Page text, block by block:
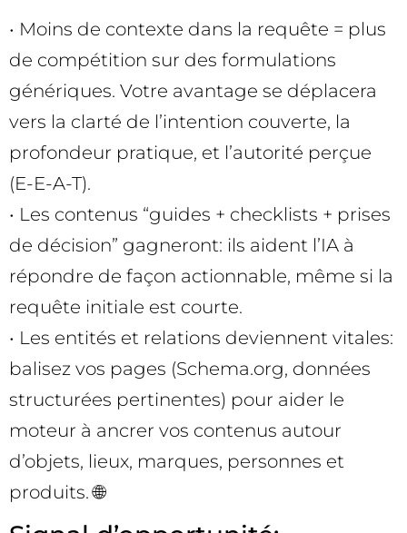
• Moins de contexte dans la requête = plus
de compétition sur des formulations
génériques. Votre avantage se déplacera
vers la clarté de l’intention couverte, la
profondeur pratique, et l’autorité perçue
(E-E-A-T).
• Les contenus “guides + checklists + prises
de décision” gagneront: ils aident l’IA à
répondre de façon actionnable, même si la
requête initiale est courte.
• Les entités et relations deviennent vitales:
balisez vos pages (Schema.org, données
structurées pertinentes) pour aider le
moteur à ancrer vos contenus autour
d’objets, lieux, marques, personnes et
produits. 🌐